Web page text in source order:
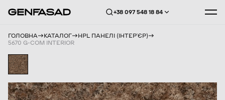
+38 097 548 18 84
ГОЛОВНА КАТАЛОГ
HPL ПАНЕЛІ (ІНТЕРʼЄР)
5670 G-COM INTERIOR